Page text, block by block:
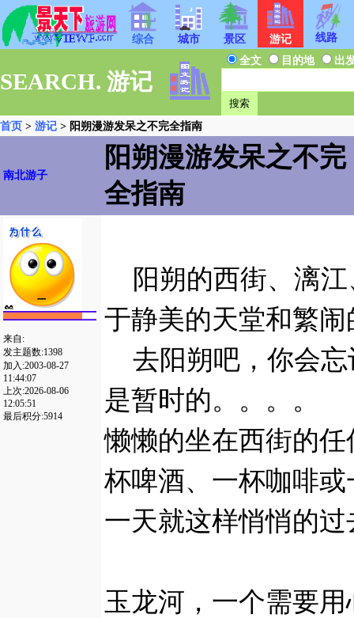
综合 城市 景区 游记 线路
SEARCH. 游记
全文 目的地 出
首页 > 游记 > 阳朔漫游发呆之不完全指南
南北游子
阳朔漫游发呆之不完
全指南
来自:
发主题数:1398
加入:2003-08-27
11:44:07
上次:2026-08-06
12:05:51
最后积分:5914
阳朔的西街、漓江
于静美的天堂和繁闹
去阳朔吧，你会忘
是暂时的。。。。
懒懒的坐在西街的
杯啤酒、一杯咖啡
一天就这样悄悄的
玉龙河，一个需要